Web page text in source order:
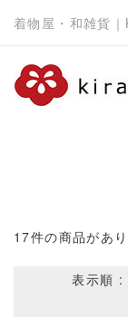
着物屋・和雑貨
17件の商品があり
表示順 :